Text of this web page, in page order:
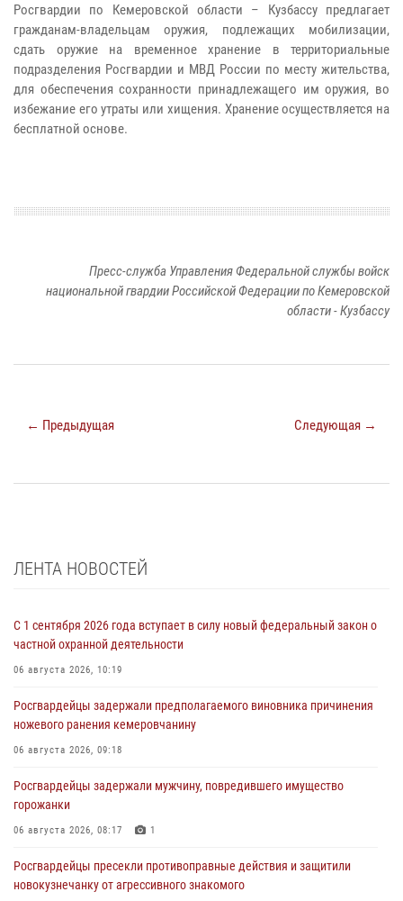
Росгвардии по Кемеровской области – Кузбассу предлагает
гражданам-владельцам оружия, подлежащих мобилизации,
сдать оружие на временное хранение в территориальные
подразделения Росгвардии и МВД России по месту жительства,
для обеспечения сохранности принадлежащего им оружия, во
избежание его утраты или хищения. Хранение осуществляется на
бесплатной основе.
Пресс-служба Управления Федеральной службы войск
национальной гвардии Российской Федерации по Кемеровской
области - Кузбассу
← Предыдущая Следующая →
ЛЕНТА НОВОСТЕЙ
С 1 сентября 2026 года вступает в силу новый федеральный закон о
частной охранной деятельности
06 августа 2026, 10:19
Росгвардейцы задержали предполагаемого виновника причинения
ножевого ранения кемеровчанину
06 августа 2026, 09:18
Росгвардейцы задержали мужчину, повредившего имущество
горожанки
06 августа 2026, 08:17 1
Росгвардейцы пресекли противоправные действия и защитили
новокузнечанку от агрессивного знакомого